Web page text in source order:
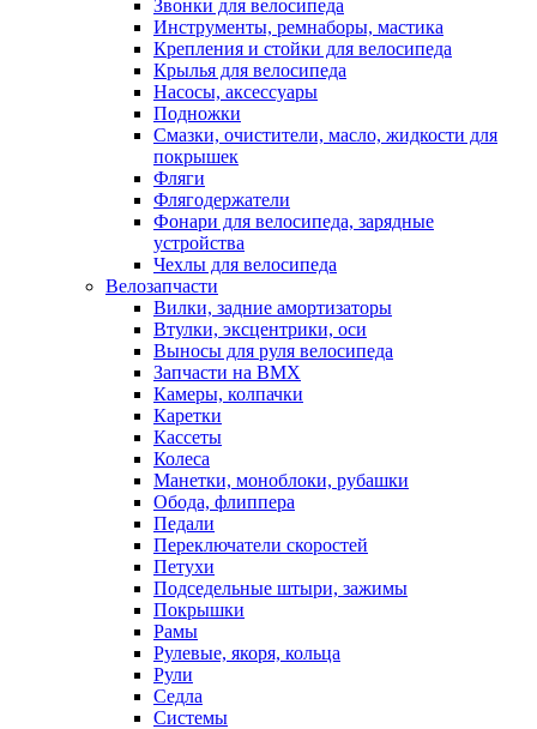
Звонки для велосипеда
Инструменты, ремнаборы, мастика
Крепления и стойки для велосипеда
Крылья для велосипеда
Насосы, аксессуары
Подножки
Смазки, очистители, масло, жидкости для
покрышек
Фляги
Флягодержатели
Фонари для велосипеда, зарядные
устройства
Чехлы для велосипеда
Велозапчасти
Вилки, задние амортизаторы
Втулки, эксцентрики, оси
Выносы для руля велосипеда
Запчасти на BMX
Камеры, колпачки
Каретки
Кассеты
Колеса
Манетки, моноблоки, рубашки
Обода, флиппера
Педали
Переключатели скоростей
Петухи
Подседельные штыри, зажимы
Покрышки
Рамы
Рулевые, якоря, кольца
Рули
Седла
Системы